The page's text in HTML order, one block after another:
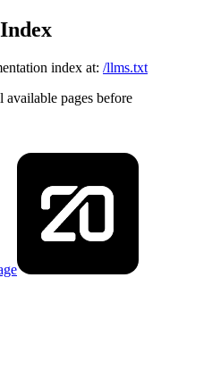
index at: /llms.txt
pages before